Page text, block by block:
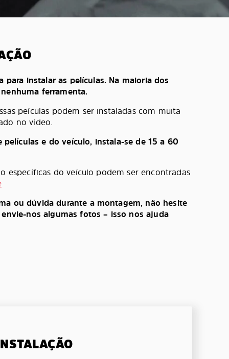
para instalar as películas. Na maioria dos
ferramenta.
peículas podem ser instaladas com muita
no vídeo.
e do veículo, instala-se de 15 a 60
específicas do veículo podem ser encontradas
ou dúvida durante a montagem, não hesite
nos algumas fotos – isso nos ajuda